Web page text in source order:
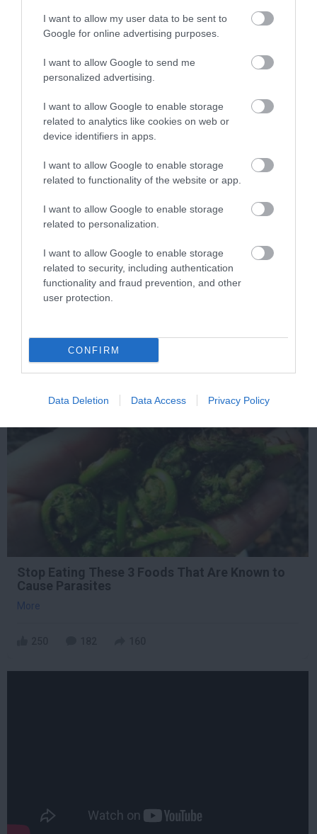
I want to allow my user data to be sent to
Google for online advertising purposes.
I want to allow Google to send me
personalized advertising.
I want to allow Google to enable storage
related to analytics like cookies on web or
device identifiers in apps.
I want to allow Google to enable storage
related to functionality of the website or app.
I want to allow Google to enable storage
related to personalization.
I want to allow Google to enable storage
related to security, including authentication
functionality and fraud prevention, and other
user protection.
CONFIRM
Data Deletion Data Access Privacy Policy
Die Instantly
387 38 224
11 h 55 min
5 Hidden Signs You Have Worms Inside Your
Body
94
Stop Eating These 3 Foods That Are Known to
Cause Parasites
More